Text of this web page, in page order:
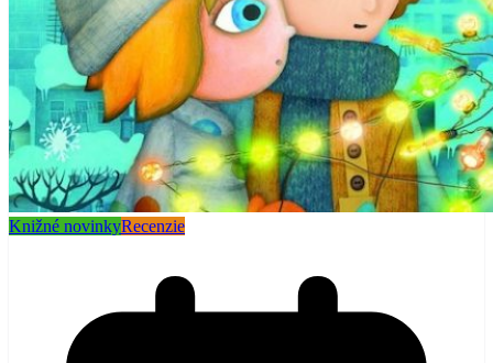
Knižné novinkyRecenzie